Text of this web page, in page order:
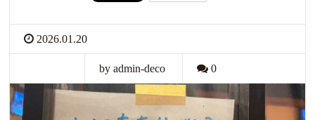
2026.01.20
by admin-deco 0